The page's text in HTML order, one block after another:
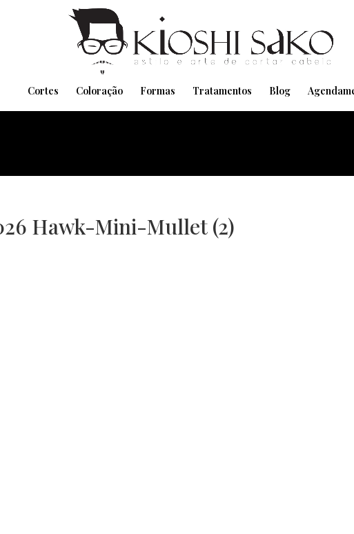
Cortes Coloração Formas Tratamentos Blog
Hawk-Mini-Mullet (2)
Pensando em transformar seu Visual??
Agende pelo Whatsapp